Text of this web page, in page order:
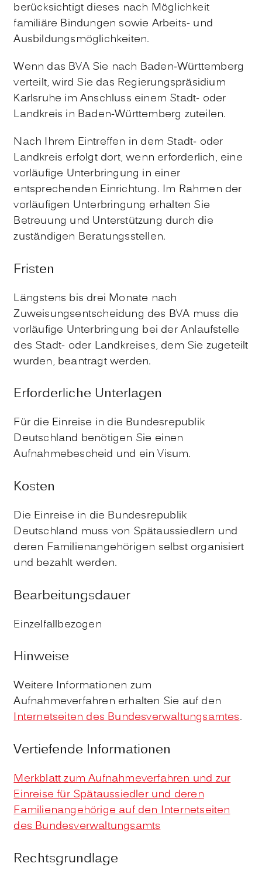
berücksichtigt dieses nach Möglichkeit
familiäre Bindungen sowie Arbeits- und
Ausbildungsmöglichkeiten.
Wenn das BVA Sie nach Baden-Württemberg
verteilt, wird Sie das Regierungspräsidium
Karlsruhe im Anschluss einem Stadt- oder
Landkreis in Baden-Württemberg zuteilen.
Nach Ihrem Eintreffen in dem Stadt- oder
Landkreis erfolgt dort, wenn erforderlich, eine
vorläufige Unterbringung in einer
entsprechenden Einrichtung. Im Rahmen der
vorläufigen Unterbringung erhalten Sie
Betreuung und Unterstützung durch die
zuständigen Beratungsstellen.
Fristen
Längstens bis drei Monate nach
Zuweisungsentscheidung des BVA muss die
vorläufige Unterbringung bei der Anlaufstelle
des Stadt- oder Landkreises, dem Sie zugeteilt
wurden, beantragt werden.
Erforderliche Unterlagen
Für die Einreise in die Bundesrepublik
Deutschland benötigen Sie einen
Aufnahmebescheid und ein Visum.
Kosten
Die Einreise in die Bundesrepublik
Deutschland muss von Spätaussiedlern und
deren Familienangehörigen selbst organisiert
und bezahlt werden.
Bearbeitungsdauer
Einzelfallbezogen
Hinweise
Weitere Informationen zum
Aufnahmeverfahren erhalten Sie auf den
Internetseiten des Bundesverwaltungsamtes.
Vertiefende Informationen
Merkblatt zum Aufnahmeverfahren und zur
Einreise für Spätaussiedler und deren
Familienangehörige auf den Internetseiten
des Bundesverwaltungsamts
Rechtsgrundlage